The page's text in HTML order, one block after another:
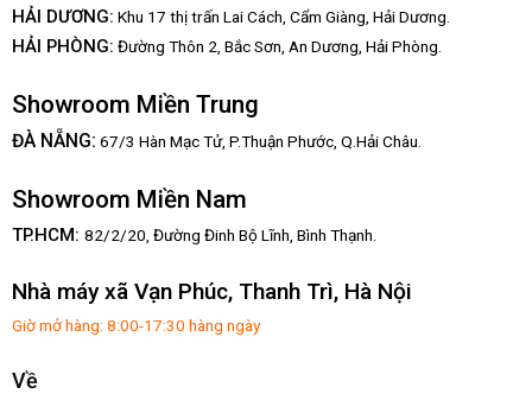
HẢI DƯƠNG: Khu 17 thị trấn Lai Cách, Cẩm Giàng, Hải Dương.
HẢI PHÒNG: Đường Thôn 2, Bắc Sơn, An Dương, Hải Phòng.
Showroom Miền Trung
ĐÀ NẴNG: 67/3 Hàn Mạc Tử, P.Thuận Phước, Q.Hải Châu.
Showroom Miền Nam
TP.HCM: 82/2/20, Đường Đinh Bộ Lĩnh, Bình Thạnh.
Nhà máy xã Vạn Phúc, Thanh Trì, Hà Nội
Giờ mở hàng: 8:00-17:30 hàng ngày
Về